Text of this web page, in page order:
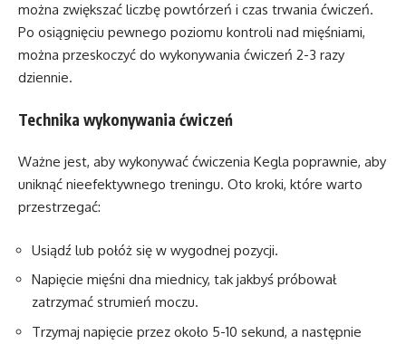
można zwiększać liczbę powtórzeń i czas trwania ćwiczeń.
Po osiągnięciu pewnego poziomu kontroli nad mięśniami,
można przeskoczyć do wykonywania ćwiczeń 2-3 razy
dziennie.
Technika wykonywania ćwiczeń
Ważne jest, aby wykonywać ćwiczenia Kegla poprawnie, aby
uniknąć nieefektywnego treningu. Oto kroki, które warto
przestrzegać:
Usiądź lub połóż się w wygodnej pozycji.
Napięcie mięśni dna miednicy, tak jakbyś próbował
zatrzymać strumień moczu.
Trzymaj napięcie przez około 5-10 sekund, a następnie